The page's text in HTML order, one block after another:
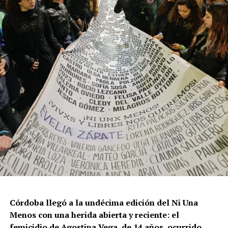
Por Francisco Pandolfi
Córdoba llegó a la undécima edición del Ni Una
Menos con una herida abierta y reciente: el